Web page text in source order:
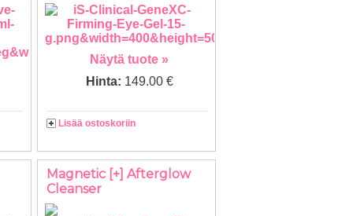
Näytä tuote »
Hinta: 149.00 €
Lisää ostoskoriin
Magnetic [+] Afterglow
Cleanser